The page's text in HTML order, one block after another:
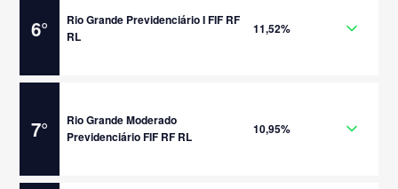
6°
Rio Grande Previdenciário I FIF RF
RL
11,52%
7°
Rio Grande Moderado
Previdenciário FIF RF RL
10,95%